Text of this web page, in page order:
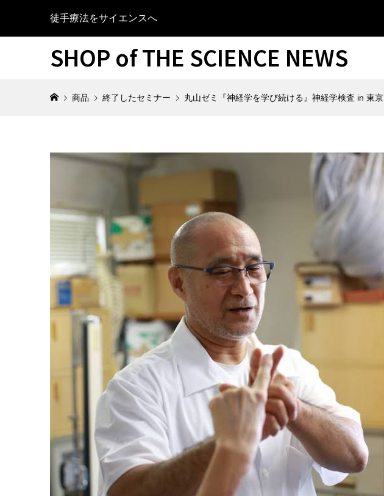
徒手療法をサイエンスへ
SHOP of THE SCIENCE NEWS
商品 終了したセミナー 丸山ゼミ『神経学を学び続ける』神経学検査 in 東京